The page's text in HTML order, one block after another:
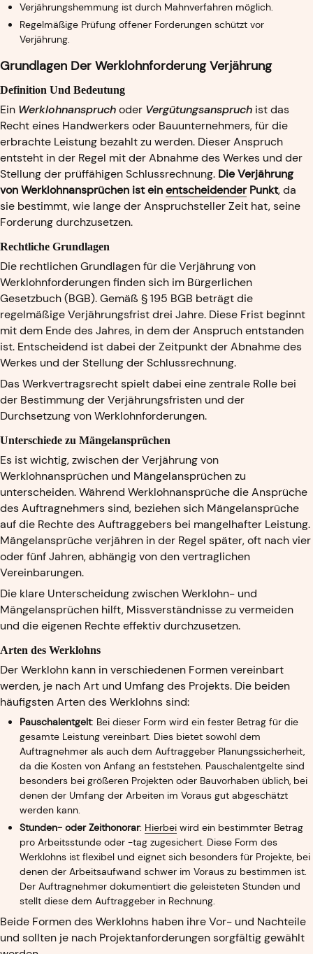
Verjährungshemmung ist durch Mahnverfahren möglich.
Regelmäßige Prüfung offener Forderungen schützt vor
Verjährung.
Grundlagen Der Werklohnforderung Verjährung
Definition Und Bedeutung
Ein Werklohnanspruchoder Vergütungsanspruch ist das
Recht eines Handwerkers oder Bauunternehmers, für die
erbrachte Leistung bezahlt zu werden. Dieser Anspruch
entsteht in der Regel mit der Abnahme des Werkes und der
Stellung der prüffähigen Schlussrechnung. Die Verjährung
von Werklohnansprüchen ist einentscheidender Punkt, da
sie bestimmt, wie lange der Anspruchsteller Zeit hat, seine
Forderung durchzusetzen.
Rechtliche Grundlagen
Die rechtlichen Grundlagen für die Verjährung von
Werklohnforderungen finden sich im Bürgerlichen
Gesetzbuch (BGB). Gemäß § 195 BGB beträgt die
regelmäßige Verjährungsfrist drei Jahre. Diese Frist beginnt
mit dem Ende des Jahres, in dem der Anspruch entstanden
ist. Entscheidend ist dabei der Zeitpunkt der Abnahme des
Werkes und der Stellung der Schlussrechnung.
Das Werkvertragsrecht spielt dabei eine zentrale Rolle bei
der Bestimmung der Verjährungsfristen und der
Durchsetzung von Werklohnforderungen.
Unterschiede zu Mängelansprüchen
Es ist wichtig, zwischen der Verjährung von
Werklohnansprüchen und Mängelansprüchen zu
unterscheiden. Während Werklohnansprüche die Ansprüche
des Auftragnehmers sind, beziehen sich Mängelansprüche
auf die Rechte des Auftraggebers bei mangelhafter Leistung.
Mängelansprüche verjähren in der Regel später, oft nach vier
oder fünf Jahren, abhängig von den vertraglichen
Vereinbarungen.
Die klare Unterscheidung zwischen Werklohn- und
Mängelansprüchen hilft, Missverständnisse zu vermeiden
und die eigenen Rechte effektiv durchzusetzen.
Arten des Werklohns
Der Werklohn kann in verschiedenen Formen vereinbart
werden, je nach Art und Umfang des Projekts. Die beiden
häufigsten Arten des Werklohns sind:
Pauschalentgelt: Bei dieser Form wird ein fester Betrag für die
gesamte Leistung vereinbart. Dies bietet sowohl dem
Auftragnehmer als auch dem Auftraggeber Planungssicherheit,
da die Kosten von Anfang an feststehen. Pauschalentgelte sind
besonders bei größeren Projekten oder Bauvorhaben üblich, bei
denen der Umfang der Arbeiten im Voraus gut abgeschätzt
werden kann.
Stunden- oder Zeithonorar: Hierbei wird ein bestimmter Betrag
pro Arbeitsstunde oder -tag zugesichert. Diese Form des
Werklohns ist flexibel und eignet sich besonders für Projekte, bei
denen der Arbeitsaufwand schwer im Voraus zu bestimmen ist.
Der Auftragnehmer dokumentiert die geleisteten Stunden und
stellt diese dem Auftraggeber in Rechnung.
Beide Formen des Werklohns haben ihre Vor- und Nachteile
und sollten je nach Projektanforderungen sorgfältig gewählt